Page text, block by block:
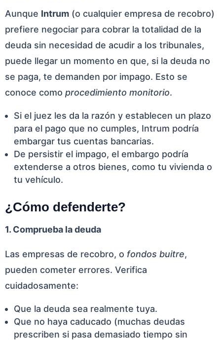
Aunque Intrum (o cualquier empresa de recobro)
prefiere negociar para cobrar la totalidad de la
deuda sin necesidad de acudir a los tribunales,
puede llegar un momento en que, si la deuda no
se paga, te demanden por impago. Esto se
conoce como procedimiento monitorio.
Si el juez les da la razón y establecen un plazo
para el pago que no cumples, Intrum podría
embargar tus cuentas bancarias.
De persistir el impago, el embargo podría
extenderse a otros bienes, como tu vivienda o
tu vehículo.
¿Cómo defenderte?
1. Comprueba la deuda
Las empresas de recobro, o fondos buitre,
pueden cometer errores. Verifica
cuidadosamente:
Que la deuda sea realmente tuya.
Que no haya caducado (muchas deudas
prescriben si pasa demasiado tiempo sin